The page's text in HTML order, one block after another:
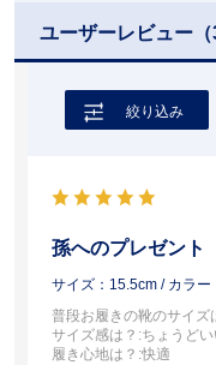
ユーザーレビュー
絞り込み
孫へのプレゼント
サイズ：15.5cm / カラー
普段お履きの靴のサイズ
サイズ感は？ :ちょうど
履き心地は？ :快適